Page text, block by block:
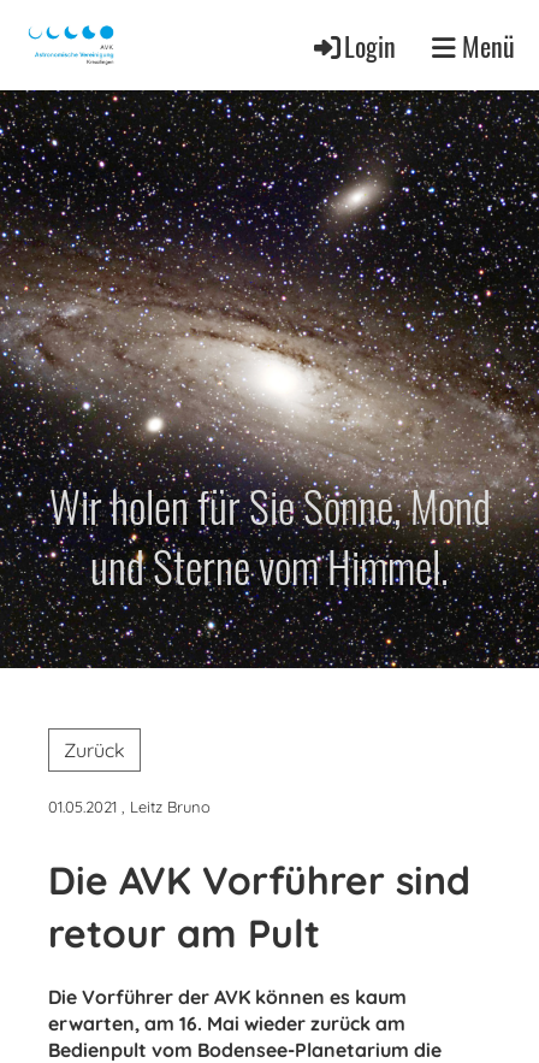
Login Menü
Wir holen für Sie Sonne, Mond
und Sterne vom Himmel.
Zurück
01.05.2021 , Leitz Bruno
Die AVK Vorführer sind
retour am Pult
Die Vorführer der AVK können es kaum
erwarten, am 16. Mai wieder zurück am
Bedienpult vom Bodensee-Planetarium die